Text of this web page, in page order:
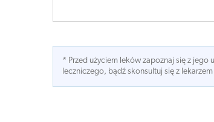
* Przed użyciem leków zapoznaj się z
leczniczego, bądź skonsultuj się z